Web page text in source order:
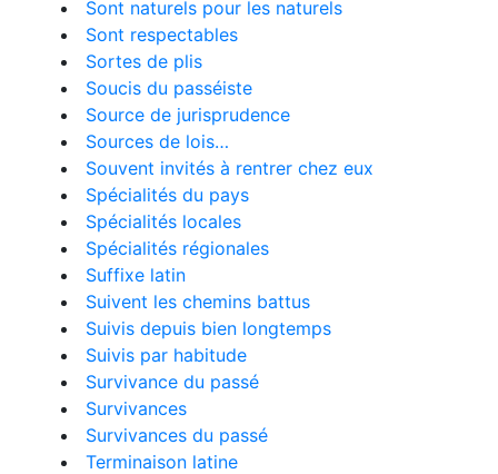
Sont naturels pour les naturels
Sont respectables
Sortes de plis
Soucis du passéiste
Source de jurisprudence
Sources de lois…
Souvent invités à rentrer chez eux
Spécialités du pays
Spécialités locales
Spécialités régionales
Suffixe latin
Suivent les chemins battus
Suivis depuis bien longtemps
Suivis par habitude
Survivance du passé
Survivances
Survivances du passé
Terminaison latine